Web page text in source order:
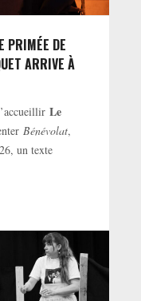
PRIMÉE DE
ARRIVE À
Le
Bénévolat,
un texte